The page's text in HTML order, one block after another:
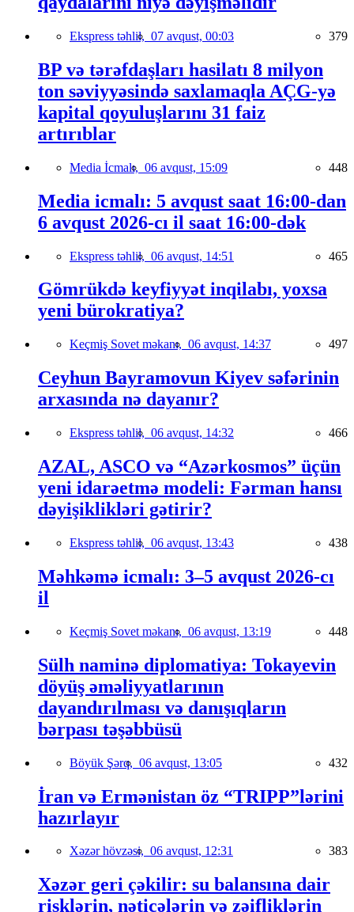
Ekspress təhlil, 07 avqust, 00:03 379
BP və tərəfdaşları hasilatı 8 milyon
ton səviyyəsində saxlamaqla AÇG-yə
kapital qoyuluşlarını 31 faiz
artırıblar
Media İcmalı, 06 avqust, 15:09 448
Media icmalı: 5 avqust saat 16:00-dan
6 avqust 2026-cı il saat 16:00-dək
Ekspress təhlil, 06 avqust, 14:51 465
Gömrükdə keyfiyyət inqilabı, yoxsa
yeni bürokratiya?
Keçmiş Sovet məkanı, 06 avqust, 14:37 497
Ceyhun Bayramovun Kiyev səfərinin
arxasında nə dayanır?
Ekspress təhlil, 06 avqust, 14:32 466
AZAL, ASCO və “Azərkosmos” üçün
yeni idarəetmə modeli: Fərman hansı
dəyişiklikləri gətirir?
Ekspress təhlil, 06 avqust, 13:43 438
Məhkəmə icmalı: 3–5 avqust 2026-cı
il
Keçmiş Sovet məkanı, 06 avqust, 13:19 448
Sülh naminə diplomatiya: Tokayevin
döyüş əməliyyatlarının
dayandırılması və danışıqların
bərpası təşəbbüsü
Böyük Şərq, 06 avqust, 13:05 432
İran və Ermənistan öz “TRIPP”lərini
hazırlayır
Xəzər hövzəsi, 06 avqust, 12:31 383
Xəzər geri çəkilir: su balansına dair
risklərin, nəticələrin və zəifliklərin